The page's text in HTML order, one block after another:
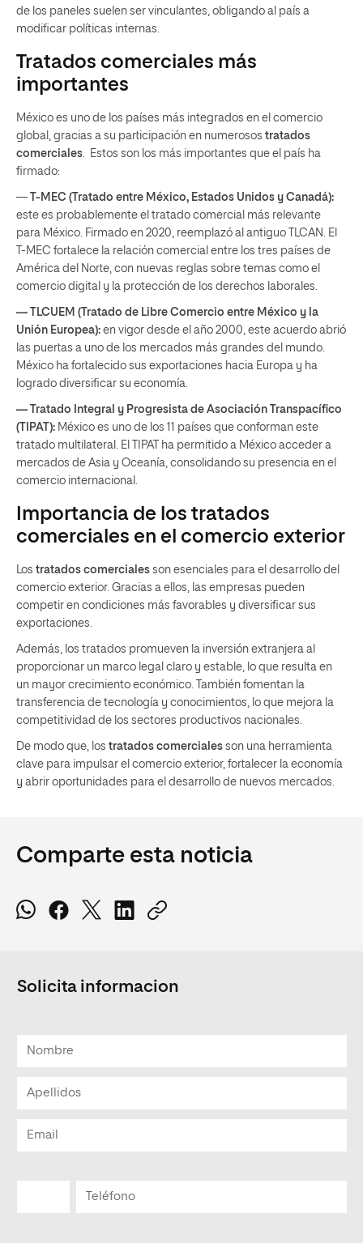
de los paneles suelen ser vinculantes, obligando al país a
modificar políticas internas.
Tratados comerciales más
importantes
México es uno de los países más integrados en el comercio
global, gracias a su participación en numerosos tratados
comerciales . Estos son los más importantes que el país ha
firmado:
— T-MEC (Tratado entre México, Estados Unidos y Canadá):
este es probablemente el tratado comercial más relevante
para México. Firmado en 2020, reemplazó al antiguo TLCAN. El
T-MEC fortalece la relación comercial entre los tres países de
América del Norte, con nuevas reglas sobre temas como el
comercio digital y la protección de los derechos laborales.
— TLCUEM (Tratado de Libre Comercio entre México y la
Unión Europea): en vigor desde el año 2000, este acuerdo abrió
las puertas a uno de los mercados más grandes del mundo.
México ha fortalecido sus exportaciones hacia Europa y ha
logrado diversificar su economía.
— Tratado Integral y Progresista de Asociación Transpacífico
(TIPAT): México es uno de los 11 países que conforman este
tratado multilateral. El TIPAT ha permitido a México acceder a
mercados de Asia y Oceanía, consolidando su presencia en el
comercio internacional.
Importancia de los tratados
comerciales en el comercio exterior
Los tratados comerciales son esenciales para el desarrollo del
comercio exterior. Gracias a ellos, las empresas pueden
competir en condiciones más favorables y diversificar sus
exportaciones.
Además, los tratados promueven la inversión extranjera al
proporcionar un marco legal claro y estable, lo que resulta en
un mayor crecimiento económico. También fomentan la
transferencia de tecnología y conocimientos, lo que mejora la
competitividad de los sectores productivos nacionales.
De modo que, los tratados comerciales son una herramienta
clave para impulsar el comercio exterior, fortalecer la economía
y abrir oportunidades para el desarrollo de nuevos mercados.
Comparte esta noticia
Solicita informacion